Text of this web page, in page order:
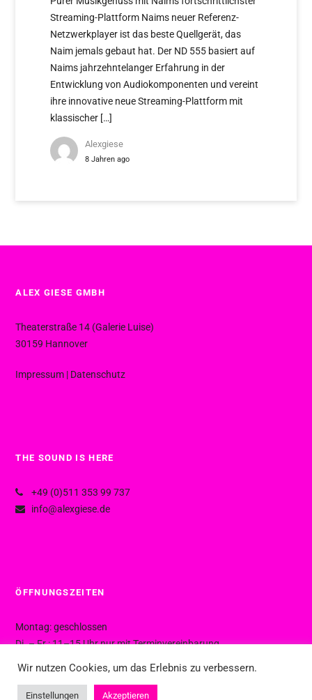
Streaming-Plattform Naims neuer Referenz-
Netzwerkplayer ist das beste Quellgerät, das
Naim jemals gebaut hat. Der ND 555 basiert auf
Naims jahrzehntelanger Erfahrung in der
Entwicklung von Audiokomponenten und vereint
ihre innovative neue Streaming-Plattform mit
klassischer […]
Alexgiese
8 Jahren ago
ALEX GIESE GMBH
Theaterstraße 14 (Galerie Luise)
30159 Hannover
Impressum | Datenschutz
THE SOUND IS HERE
+49 (0)511 353 99 737
info@alexgiese.de
ÖFFNUNGSZEITEN
Montag: geschlossen
Di. – Fr.: 11–15 Uhr nur mit Terminvereinbarung
Wir nutzen Cookies, um das Erlebnis zu verbessern.
Einstellungen Akzeptieren